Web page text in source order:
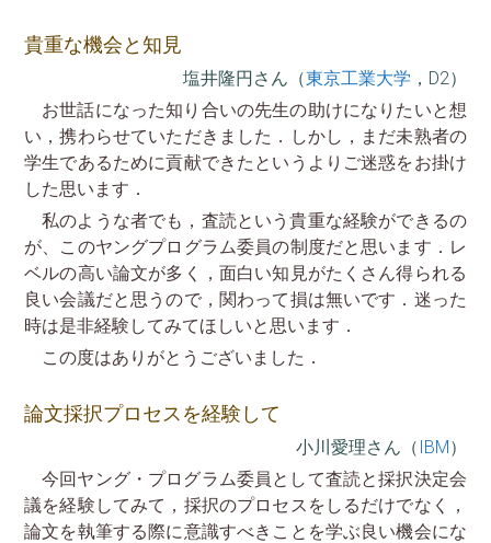
貴重な機会と知見
塩井隆円さん（東京工業大学 ，D2）
お世話になった知り合いの先生の助けになりたいと想
い，携わらせていただきました．しかし，まだ未熟者の
学生であるために貢献できたというよりご迷惑をお掛け
した思います．
私のような者でも，査読という貴重な経験ができるの
が、このヤングプログラム委員の制度だと思います．レ
ベルの高い論文が多く，面白い知見がたくさん得られる
良い会議だと思うので，関わって損は無いです．迷った
時は是非経験してみてほしいと思います．
この度はありがとうございました．
論文採択プロセスを経験して
小川愛理さん（ IBM）
今回ヤング・プログラム委員として査読と採択決定会
議を経験してみて，採択のプロセスをしるだけでなく，
論文を執筆する際に意識すべきことを学ぶ良い機会にな